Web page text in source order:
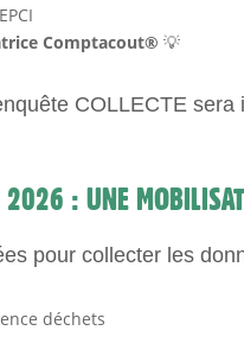
Comptacout® 💡
COLLECTE
2026 : UNE
pour collecter les
déchets